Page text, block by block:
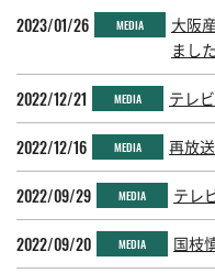
2023/01/26 MEDIA
大阪
ました
2022/12/21 MEDIA テレ
2022/12/16 MEDIA 再放
2022/09/29 MEDIA テレ
2022/09/20 MEDIA 国枝